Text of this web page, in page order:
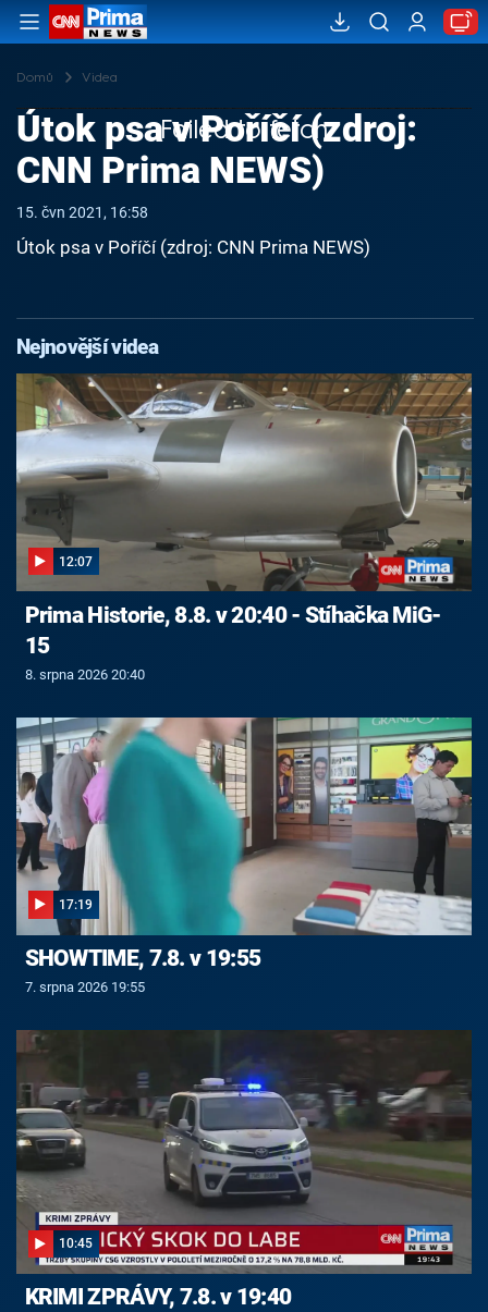
Domů Videa
Failed to fetch
Útok psa v Poříčí (zdroj:
CNN Prima NEWS)
15. čvn 2021, 16:58
Útok psa v Poříčí (zdroj: CNN Prima NEWS)
Nejnovější videa
12:07
Prima Historie, 8.8. v 20:40 - Stíhačka MiG-
15
8. srpna 2026 20:40
17:19
SHOWTIME, 7.8. v 19:55
7. srpna 2026 19:55
10:45
KRIMI ZPRÁVY, 7.8. v 19:40